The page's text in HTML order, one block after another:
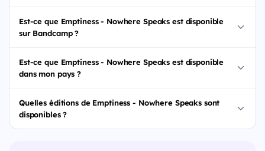
Est-ce que Emptiness - Nowhere Speaks est disponible
sur Bandcamp ?
Est-ce que Emptiness - Nowhere Speaks est disponible
dans mon pays ?
Quelles éditions de Emptiness - Nowhere Speaks sont
disponibles ?